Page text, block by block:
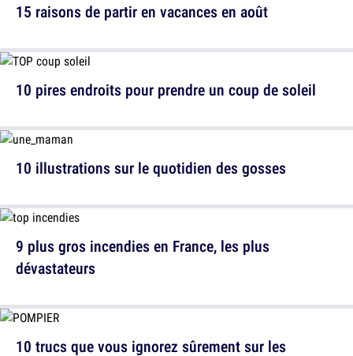
15 raisons de partir en vacances en août
10 illustrations sur le quotidien des gosses
10 trucs que vous ignorez sûrement sur les
10 pires endroits pour prendre un coup de soleil
9 plus gros incendies en France, les plus
dévastateurs